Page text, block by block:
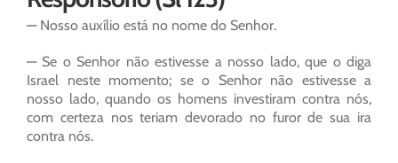
— Nosso auxílio está no nome do Senhor.
— Se o Senhor não estivesse a nosso lado, que o diga
Israel neste momento; se o Senhor não estivesse a
nosso lado, quando os homens investiram contra nós,
com certeza nos teriam devorado no furor de sua ira
contra nós.